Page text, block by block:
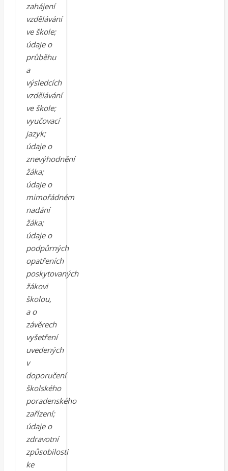
zahájení
vzdělávání
ve škole;
údaje o
průběhu
a
výsledcích
vzdělávání
ve škole;
vyučovací
jazyk;
údaje o
znevýhodnění
žáka;
údaje o
mimořádném
nadání
žáka;
údaje o
podpůrných
opatřeních
poskytovaných
žákovi
školou,
a o
závěrech
vyšetření
uvedených
v
doporučení
školského
poradenského
zařízení;
údaje o
zdravotní
způsobilosti
ke